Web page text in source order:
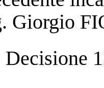
Giorgio
Decisione